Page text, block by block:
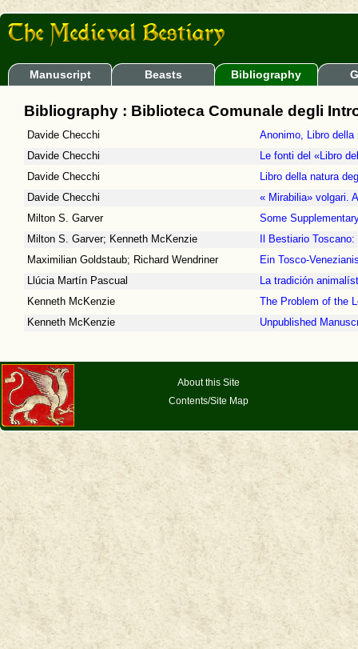
Manuscript Beasts Bibliography
Bibliography : Biblioteca Comunale degli
Davide Checchi
Anonimo, Libro della
Davide Checchi
Le fonti del «Libro
Davide Checchi
Libro della natura
Davide Checchi
« Mirabilia» volgari.
Milton S. Garver
Some
Milton S. Garver; Kenneth McKenzie
Il Bestiario
Maximilian Goldstaub; Richard Wendriner
Ein Tosco-
Llúcia Martín Pascual
La tradición
Kenneth McKenzie
The Problem of the
Kenneth McKenzie
Unpublished
About this Site
Contents/Site Map